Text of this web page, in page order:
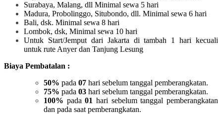
Surabaya, Malang, dll Minimal sewa 5 hari
Madura, Probolinggo, Situbondo, dll. Minimal sewa 6 hari
Bali, dsk. Minimal sewa 8 hari
Lombok, dsk, Minimal sewa 10 hari
Untuk Start/Jemput dari Jakarta di tambah 1 hari kecuali
untuk rute Anyer dan Tanjung Lesung
Biaya Pembatalan :
50% pada 07 hari sebelum tanggal pemberangkatan.
75% pada 03 hari sebelum tanggal pemberangkatan.
100% pada01 hari sebelum tanggal pemberangkatan
dan pada saat pemberangkatan.